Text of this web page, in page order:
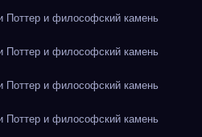
и философский камень
и философский камень
и философский камень
и философский камень